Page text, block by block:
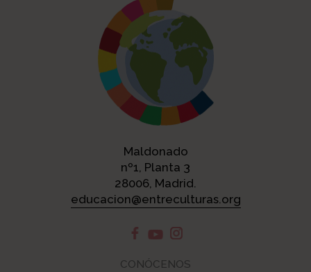
Maldonado
nº1, Planta 3
28006, Madrid.
educacion@entreculturas.org
CONÓCENOS